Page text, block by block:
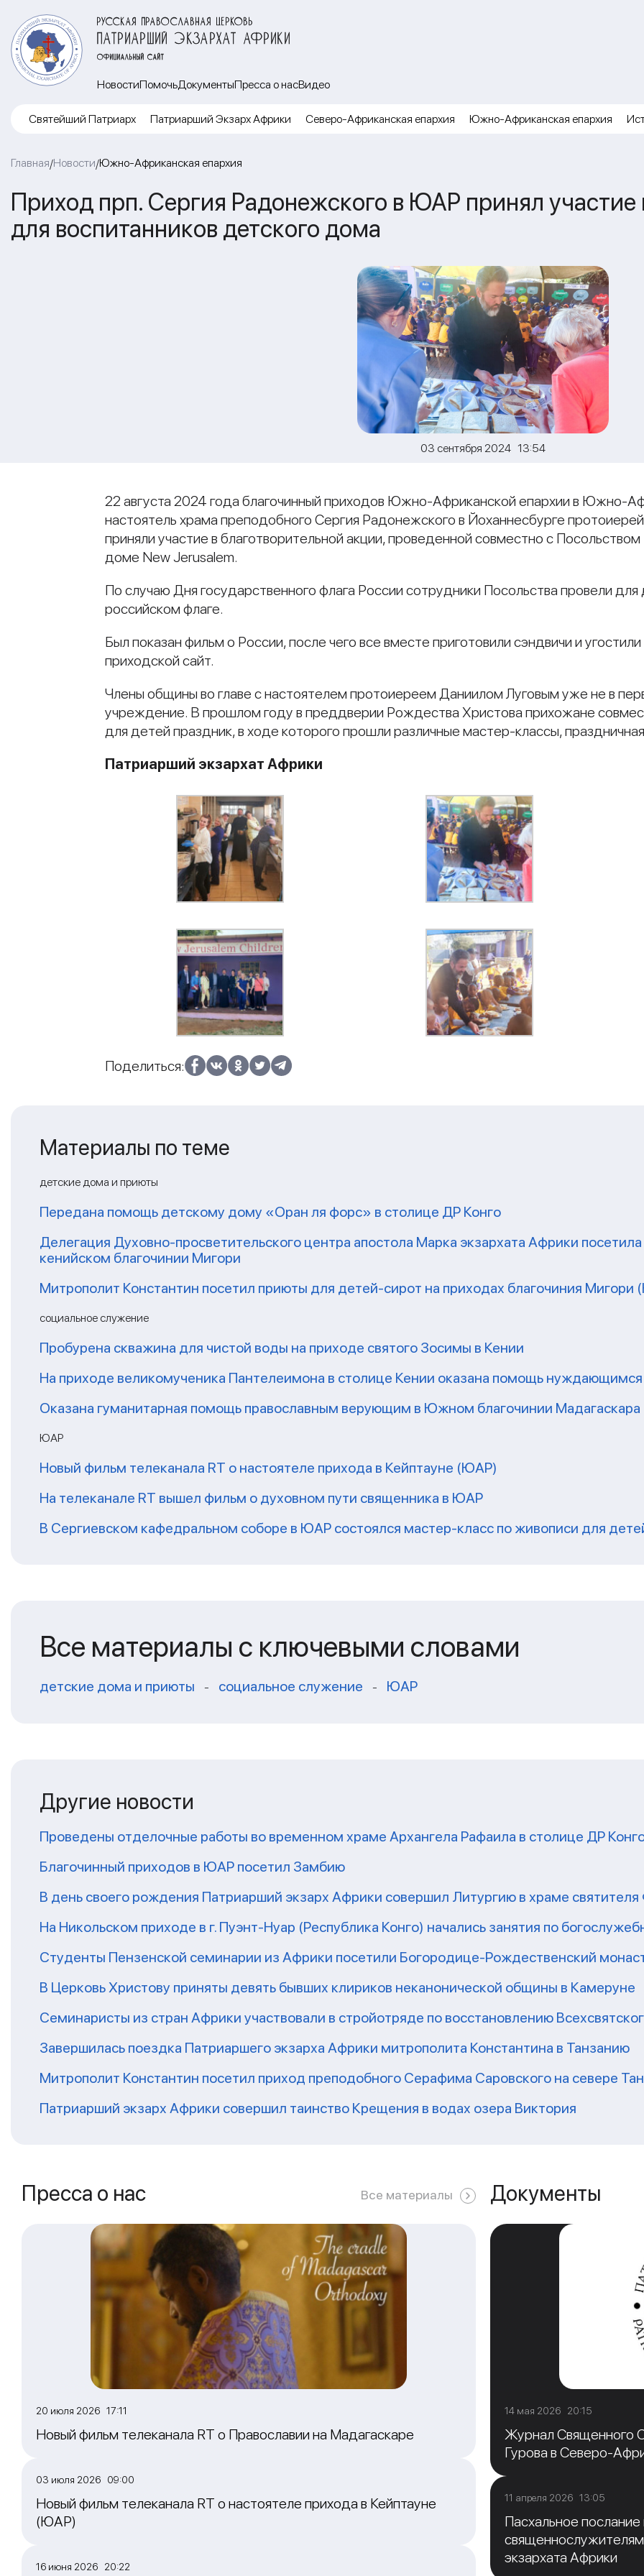
РУССКАЯ ПРАВОСЛАВНАЯ ЦЕРКОВЬ
ПАТРИАРШИЙ ЭКЗАРХАТ АФРИКИ
ОФИЦИАЛЬНЫЙ САЙТ
НовостиПомочьДокументыПресса о насВидео
Cвятейший Патриарх Патриарший Экзарх Африки Северо-Африканская епархия Южно-Африканская епархия
Главная/Новости/Южно-Африканская епархия
Приход прп. Сергия Радонежского в ЮАР принял участие
для воспитанников детского дома
03 сентября 2024 13:54
22 августа 2024 года благочинный приходов Южно-Африканской епархии в Южно-
настоятель храма преподобного Сергия Радонежского в Йоханнесбурге
приняли участие в благотворительной акции, проведенной совместно с
доме New Jerusalem.
По случаю Дня государственного флага России сотрудники Посольства провели
российском флаге.
Был показан фильм о России, после чего все вместе приготовили сэндвичи и
приходской сайт.
Члены общины во главе с настоятелем протоиереем Даниилом Луговым уже не в
учреждение. В прошлом году в преддверии Рождества Христова прихожане
для детей праздник, в ходе которого прошли различные мастер-классы,
Патриарший экзархат Африки
Поделиться:
Материалы по теме
детские дома и приюты
Передана помощь детскому дому «Оран ля форс» в столице ДР Конго
Делегация Духовно-просветительского центра апостола Марка экзархата Африки
кенийском благочинии Мигори
Митрополит Константин посетил приюты для детей-сирот на приходах благочиния Мигори
социальное служение
Пробурена скважина для чистой воды на приходе святого Зосимы в Кении
На приходе великомученика Пантелеимона в столице Кении оказана помощь нуждающимся
Оказана гуманитарная помощь православным верующим в Южном благочинии Мадагаскара
ЮАР
Новый фильм телеканала RT о настоятеле прихода в Кейптауне (ЮАР)
На телеканале RT вышел фильм о духовном пути священника в ЮАР
В Сергиевском кафедральном соборе в ЮАР состоялся мастер-класс по живописи для
Все материалы с ключевыми словами
детские дома и приюты - социальное служение - ЮАР
Другие новости
Проведены отделочные работы во временном храме Архангела Рафаила в столице ДР
Благочинный приходов в ЮАР посетил Замбию
В день своего рождения Патриарший экзарх Африки совершил Литургию в храме
На Никольском приходе в г. Пуэнт-Нуар (Республика Конго) начались занятия по
Студенты Пензенской семинарии из Африки посетили Богородице-Рождественский
В Церковь Христову приняты девять бывших клириков неканонической общины в Камеруне
Семинаристы из стран Африки участвовали в стройотряде по восстановлению
Завершилась поездка Патриаршего экзарха Африки митрополита Константина в Танзанию
Митрополит Константин посетил приход преподобного Серафима Саровского на севере
Патриарший экзарх Африки совершил таинство Крещения в водах озера Виктория
Пресса о нас Все материалы
20 июля 2026 17:11
Новый фильм телеканала RT о Православии на Мадагаскаре
03 июля 2026 09:00
Новый фильм телеканала RT о настоятеле прихода в Кейптауне
(ЮАР)
16 июня 2026 20:22
Документы
14 мая 2026 20:15
Журнал Священного
Гурова в Северо-
11 апреля 2026 13:05
Пасхальное
экзархата Африки